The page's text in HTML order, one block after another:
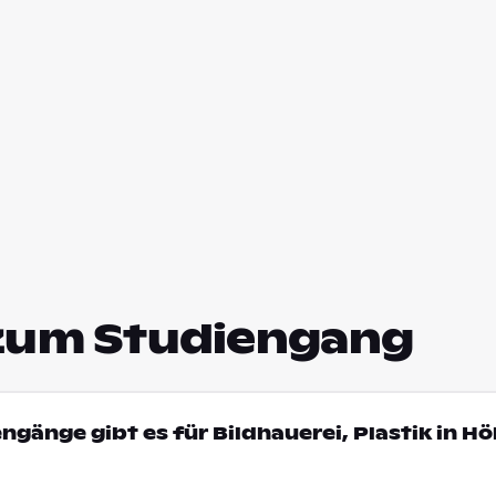
Studiengang
gibt es für Bildhauerei, Plastik in